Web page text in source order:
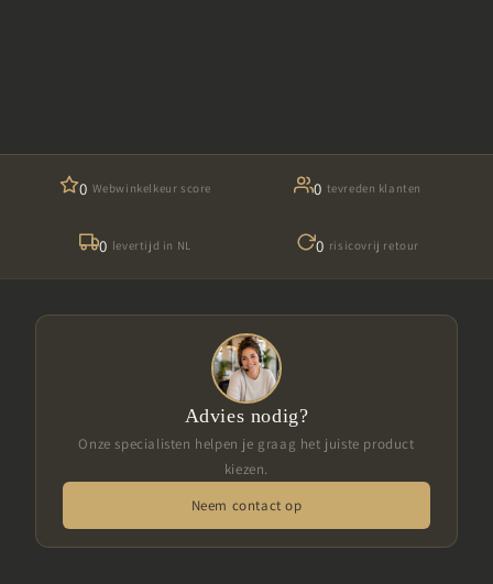
0 Webwinkelkeur score 0 tevreden klanten
0 levertijd in NL 0 risicovrij retour
Advies nodig?
Onze specialisten helpen je graag het juiste product
kiezen.
Neem contact op